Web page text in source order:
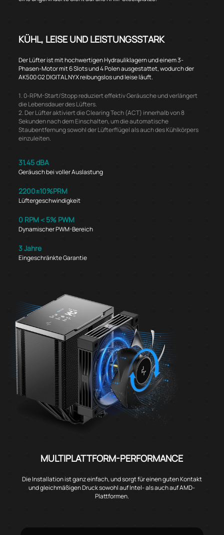
KÜHL, LEISE UND LEISTUNGSSTARK
Der Lüfter ist mit hochwertigen Hydrauliklagern und einem 3-
Phasen-Motor mit 6 Slots und 4 Polen ausgestattet, wodurch der
AK500 G2 DIGITAL NYX reibungslos und leise läuft.
1. 0-RPM-Start/Stopp reduziert effektiv Geräusche und verlängert
die Lebensdauer des Lüfters.
2. Der Lüfter aktiviert die Clearing Tech (ACT) innerhalb von 8
Sekunden nach dem Einschalten, um die automatische
Staubentfernung sowohl der Lüfterflügel als auch des Kühlkörpers
einzuleiten.
31.45 dBA
Geräusch bei voller Auslastung
2200±10%PRM
Lüftergeschwindigkeit
0 RPM＜5% PWM
Dynamischer PWM-Bereich
3 Jahre
Eingeschränkte Garantie
MULTIPLATTFORM-PERFORMANCE
Die Installation ist ganz einfach, und sorgt für einen guten Kontakt
und gleichmäßigen Druck sowohl auf Intel- als auch auf AMD-
Plattformen.